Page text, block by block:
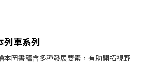
車系列
本圖書蘊含多種發展要素，有助開拓視野